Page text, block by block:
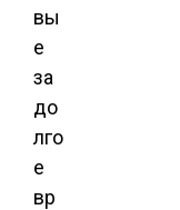
вы
е
за
до
лго
е
вр